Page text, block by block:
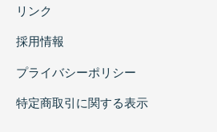
リンク
採用情報
プライバシーポリシー
特定商取引に関する表示